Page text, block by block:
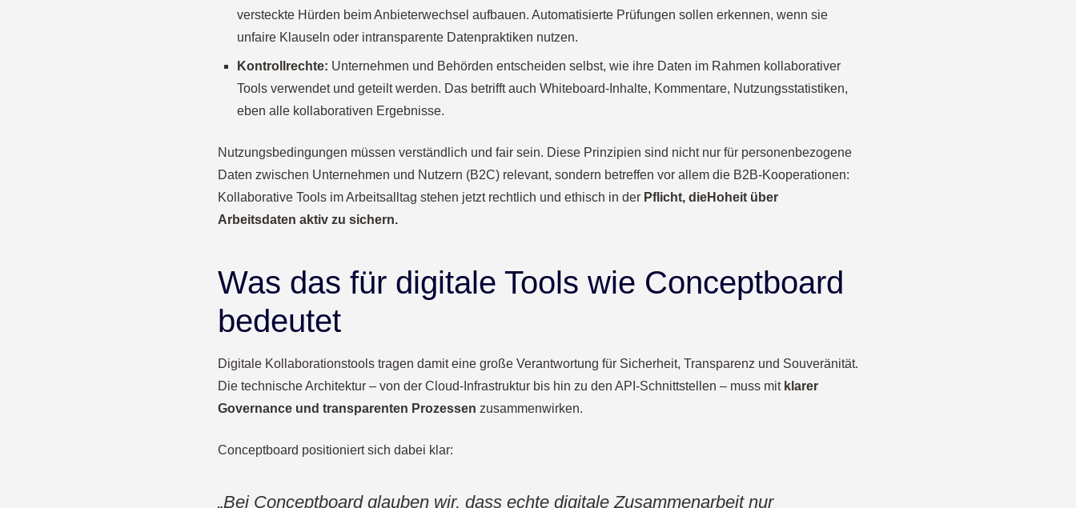
versteckte Hürden beim Anbieterwechsel aufbauen. Automatisierte Prüfungen sollen erkennen, wenn sie
unfaire Klauseln oder intransparente Datenpraktiken nutzen.
Kontrollrechte: Unternehmen und Behörden entscheiden selbst, wie ihre Daten im Rahmen kollaborativer
Tools verwendet und geteilt werden. Das betrifft auch Whiteboard-Inhalte, Kommentare, Nutzungsstatistiken,
eben alle kollaborativen Ergebnisse.
Nutzungsbedingungen müssen verständlich und fair sein. Diese Prinzipien sind nicht nur für personenbezogene
Daten zwischen Unternehmen und Nutzern (B2C) relevant, sondern betreffen vor allem die B2B-Kooperationen:
Kollaborative Tools im Arbeitsalltag stehen jetzt rechtlich und ethisch in der Pflicht, dieHoheit über
Arbeitsdaten aktiv zu sichern.
Was das für digitale Tools wie Conceptboard
bedeutet
Digitale Kollaborationstools tragen damit eine große Verantwortung für Sicherheit, Transparenz und Souveränität.
Die technische Architektur – von der Cloud-Infrastruktur bis hin zu den API-Schnittstellen – muss mit klarer
Governance und transparenten Prozessen zusammenwirken.
Conceptboard positioniert sich dabei klar:
„Bei Conceptboard glauben wir, dass echte digitale Zusammenarbeit nur